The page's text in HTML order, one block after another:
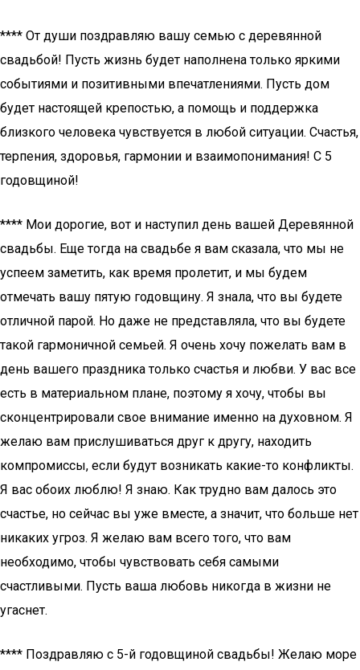
**** От души поздравляю вашу семью с деревянной
свадьбой! Пусть жизнь будет наполнена только яркими
событиями и позитивными впечатлениями. Пусть дом
будет настоящей крепостью, а помощь и поддержка
близкого человека чувствуется в любой ситуации. Счастья,
терпения, здоровья, гармонии и взаимопонимания! С 5
годовщиной!
**** Мои дорогие, вот и наступил день вашей Деревянной
свадьбы. Еще тогда на свадьбе я вам сказала, что мы не
успеем заметить, как время пролетит, и мы будем
отмечать вашу пятую годовщину. Я знала, что вы будете
отличной парой. Но даже не представляла, что вы будете
такой гармоничной семьей. Я очень хочу пожелать вам в
день вашего праздника только счастья и любви. У вас все
есть в материальном плане, поэтому я хочу, чтобы вы
сконцентрировали свое внимание именно на духовном. Я
желаю вам прислушиваться друг к другу, находить
компромиссы, если будут возникать какие-то конфликты.
Я вас обоих люблю! Я знаю. Как трудно вам далось это
счастье, но сейчас вы уже вместе, а значит, что больше нет
никаких угроз. Я желаю вам всего того, что вам
необходимо, чтобы чувствовать себя самыми
счастливыми. Пусть ваша любовь никогда в жизни не
угаснет.
**** Поздравляю с 5-й годовщиной свадьбы! Желаю море